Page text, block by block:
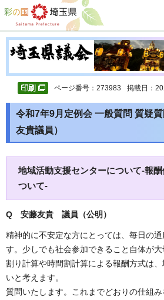
彩の国 埼玉県
ページ番号：273983 掲載日：
令和7年9月定例会 一般質問 質疑
友貴議員）
地域活動支援センターについて-報
ついて-
Q 安藤友貴 議員（公明）
精神的に不安定な方にとっては、毎日の
す。少しでも社会参加できること自体が
割り計算や時間割計算による報酬方式は
いと考えます。
質問いたします。これまでどおりの仕組